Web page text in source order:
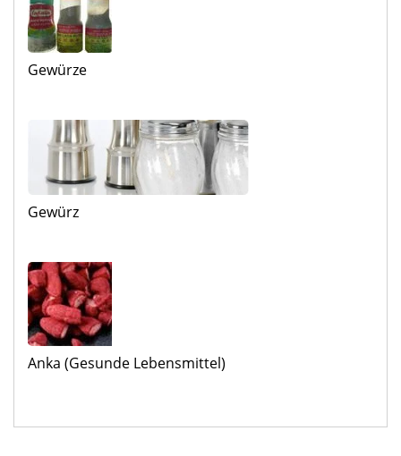
Gewürze
Gewürz
Anka (Gesunde Lebensmittel)